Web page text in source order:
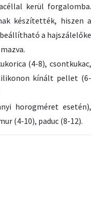
kerül forgalomba.
készítették, hiszen a
a hajszálelőke
(4-8), csontkukac,
kínált pellet (6-
horogméret esetén),
(4-10), paduc (8-12).